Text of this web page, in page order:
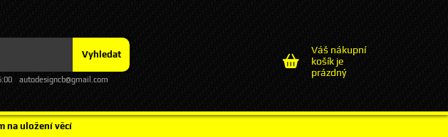
Vyhledat
autodesigncb@gmail.com
Váš nákupní
košík je
prázdný
na uložení věcí